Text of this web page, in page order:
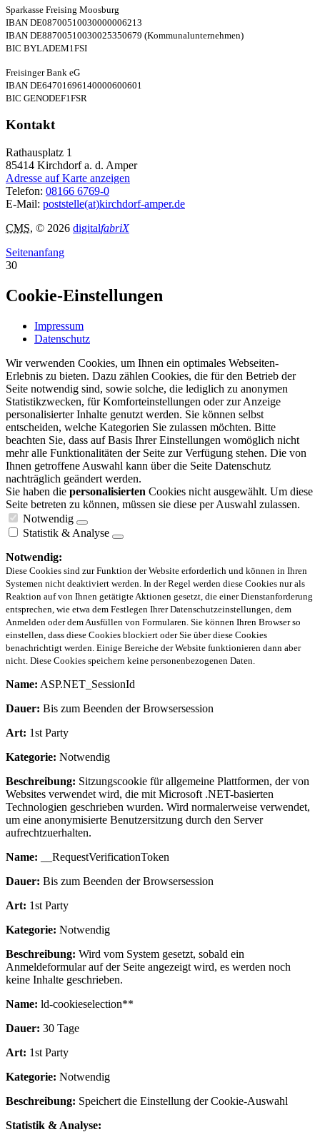
Sparkasse Freising Moosburg
IBAN DE08700510030000006213
IBAN DE88700510030025350679 (Kommunalunternehmen)
BIC BYLADEM1FSI
Freisinger Bank eG
IBAN DE64701696140000600601
BIC GENODEF1FSR
Kontakt
Rathausplatz 1
85414 Kirchdorf a. d. Amper
Adresse auf Karte anzeigen
Telefon: 08166 6769-0
E-Mail: poststelle(at)kirchdorf-amper.de
CMS, © 2026 digitalfabriX
Seitenanfang
30
Cookie-Einstellungen
Impressum
Datenschutz
Wir verwenden Cookies, um Ihnen ein optimales Webseiten-
Erlebnis zu bieten. Dazu zählen Cookies, die für den Betrieb der
Seite notwendig sind, sowie solche, die lediglich zu anonymen
Statistikzwecken, für Komforteinstellungen oder zur Anzeige
personalisierter Inhalte genutzt werden. Sie können selbst
entscheiden, welche Kategorien Sie zulassen möchten. Bitte
beachten Sie, dass auf Basis Ihrer Einstellungen womöglich nicht
mehr alle Funktionalitäten der Seite zur Verfügung stehen. Die von
Ihnen getroffene Auswahl kann über die Seite Datenschutz
nachträglich geändert werden.
Sie haben die personalisierten Cookies nicht ausgewählt. Um diese
Seite betreten zu können, müssen sie diese per Auswahl zulassen.
Notwendig
Statistik & Analyse
Notwendig:
Diese Cookies sind zur Funktion der Website erforderlich und können in Ihren
Systemen nicht deaktiviert werden. In der Regel werden diese Cookies nur als
Reaktion auf von Ihnen getätigte Aktionen gesetzt, die einer Dienstanforderung
entsprechen, wie etwa dem Festlegen Ihrer Datenschutzeinstellungen, dem
Anmelden oder dem Ausfüllen von Formularen. Sie können Ihren Browser so
einstellen, dass diese Cookies blockiert oder Sie über diese Cookies
benachrichtigt werden. Einige Bereiche der Website funktionieren dann aber
nicht. Diese Cookies speichern keine personenbezogenen Daten.
Name: ASP.NET_SessionId
Dauer: Bis zum Beenden der Browsersession
Art: 1st Party
Kategorie: Notwendig
Beschreibung: Sitzungscookie für allgemeine Plattformen, der von
Websites verwendet wird, die mit Microsoft .NET-basierten
Technologien geschrieben wurden. Wird normalerweise verwendet,
um eine anonymisierte Benutzersitzung durch den Server
aufrechtzuerhalten.
Name: __RequestVerificationToken
Dauer: Bis zum Beenden der Browsersession
Art: 1st Party
Kategorie: Notwendig
Beschreibung: Wird vom System gesetzt, sobald ein
Anmeldeformular auf der Seite angezeigt wird, es werden noch
keine Inhalte geschrieben.
Name: ld-cookieselection**
Dauer: 30 Tage
Art: 1st Party
Kategorie: Notwendig
Beschreibung: Speichert die Einstellung der Cookie-Auswahl
Statistik & Analyse: